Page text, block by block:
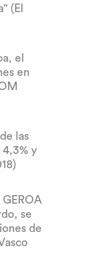
(El
el
en
las
4,3% y
se
de